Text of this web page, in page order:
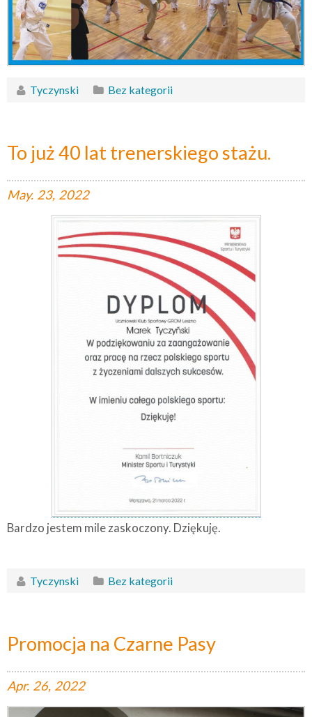
Tyczynski Bez kategorii
To już 40 lat trenerskiego stażu.
May. 23, 2022
Bardzo jestem mile zaskoczony. Dziękuję.
Tyczynski Bez kategorii
Promocja na Czarne Pasy
Apr. 26, 2022